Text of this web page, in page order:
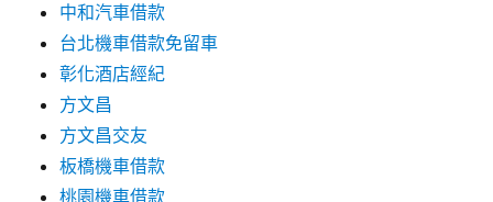
中和汽車借款
台北機車借款免留車
彰化酒店經紀
方文昌
方文昌交友
板橋機車借款
桃園機車借款